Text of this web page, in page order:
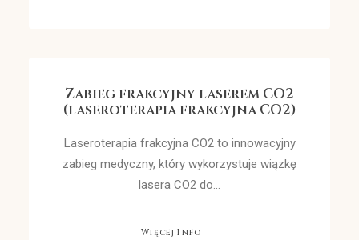
Zabieg frakcyjny laserem CO2
(laseroterapia frakcyjna CO2)
Laseroterapia frakcyjna CO2 to innowacyjny
zabieg medyczny, który wykorzystuje wiązkę
lasera CO2 do…
Więcej Info